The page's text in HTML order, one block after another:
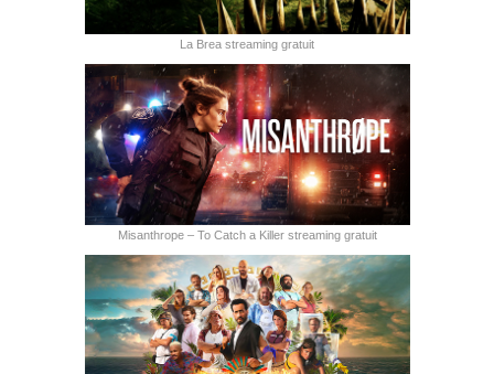
La Brea streaming gratuit
Misanthrope – To Catch a Killer streaming gratuit